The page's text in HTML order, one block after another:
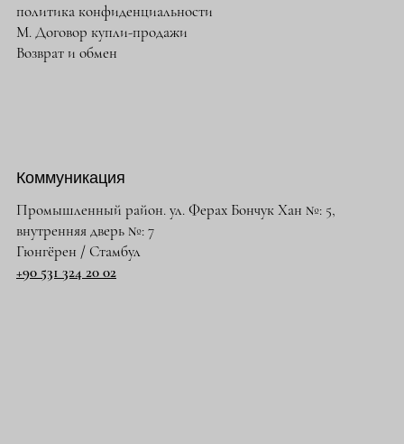
политика конфиденциальности
М. Договор купли-продажи
Возврат и обмен
Коммуникация
Промышленный район. ул. Ферах Бончук Хан №: 5,
внутренняя дверь №: 7
Гюнгёрен / Стамбул
+90 531 324 20 02